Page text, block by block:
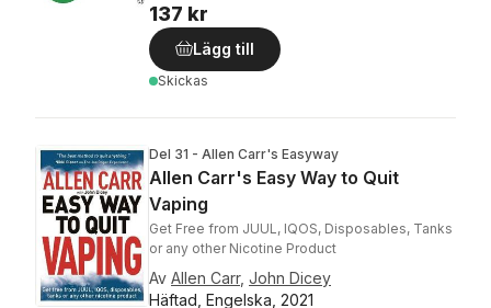
137 kr
Lägg till
Skickas
Del 31 - Allen Carr's Easyway
Allen Carr's Easy Way to Quit
Vaping
Get Free from JUUL, IQOS, Disposables, Tanks
or any other Nicotine Product
Av Allen Carr, John Dicey
Häftad, Engelska, 2021